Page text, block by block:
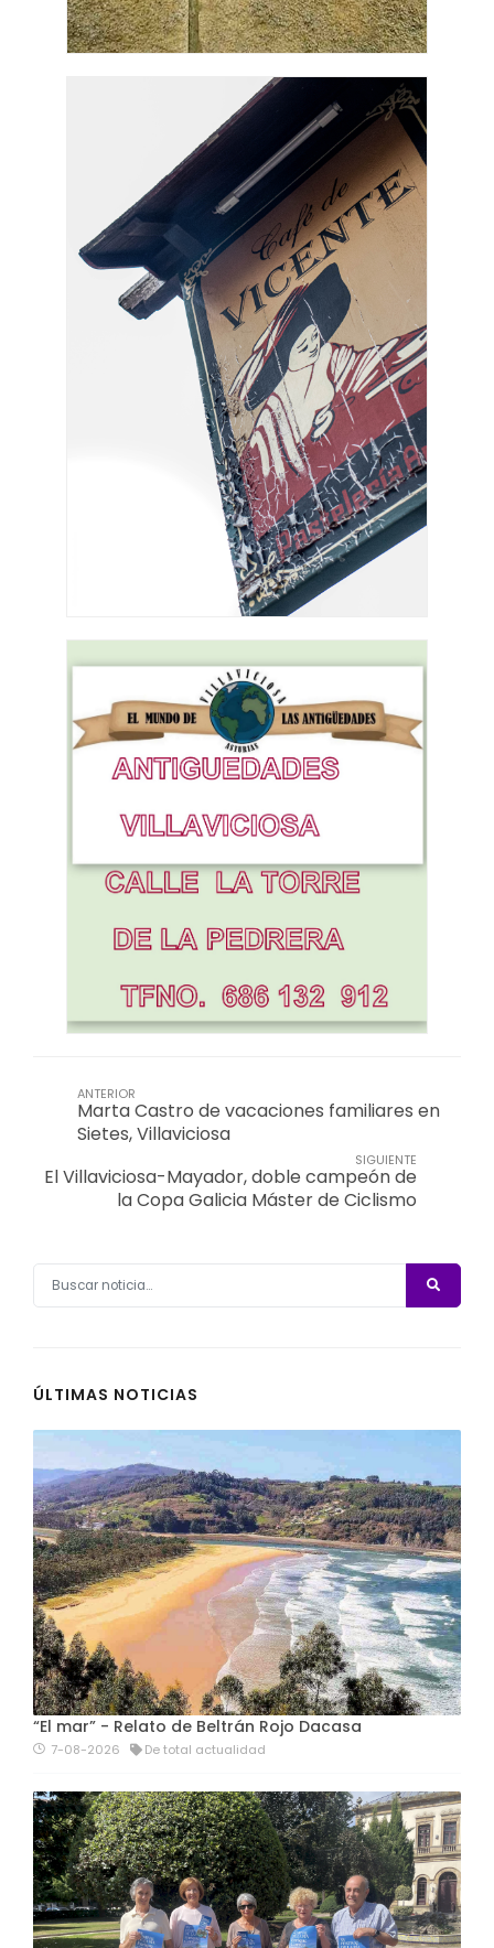
ANTERIOR
Marta Castro de vacaciones familiares en
Sietes, Villaviciosa
SIGUIENTE
El Villaviciosa-Mayador, doble campeón de
la Copa Galicia Máster de Ciclismo
ÚLTIMAS NOTICIAS
“El mar” - Relato de Beltrán Rojo Dacasa
7-08-2026 De total actualidad